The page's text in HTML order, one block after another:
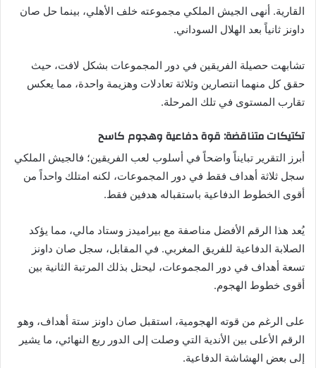
القارية. أنهى الجيش الملكي مجموعته خلف الأهلي، بينما حل صان
داونز ثانياً بعد الهلال السوداني.
تشابهت حصيلة الفريقين في دور المجموعات بشكل لافت، حيث
حقق كل منهما انتصارين وثلاثة تعادلات وهزيمة واحدة، مما يعكس
تقارب المستوى في تلك المرحلة.
تكتيكات متناقضة: قوة دفاعية وهجوم كاسح
أبرز التقرير تبايناً واضحاً في أسلوب لعب الفريقين؛ فالجيش الملكي
سجل ثلاثة أهداف فقط في دور المجموعات، لكنه امتلك واحداً من
أقوى الخطوط الدفاعية باستقباله هدفين فقط.
يُعد هذا الرقم الأفضل مناصفة مع بيراميدز وستاد مالي، مما يؤكد
الصلابة الدفاعية للفريق المغربي. في المقابل، سجل صان داونز
تسعة أهداف في دور المجموعات، ليحتل بذلك المرتبة الثانية بين
أقوى خطوط الهجوم.
على الرغم من قوته الهجومية، استقبل صان داونز ستة أهداف، وهو
الرقم الأعلى بين الأندية التي وصلت إلى الدور ربع النهائي، ما يشير
إلى بعض الهشاشة الدفاعية.